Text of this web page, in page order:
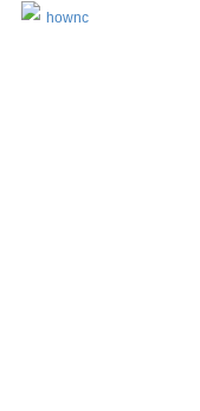
hownc